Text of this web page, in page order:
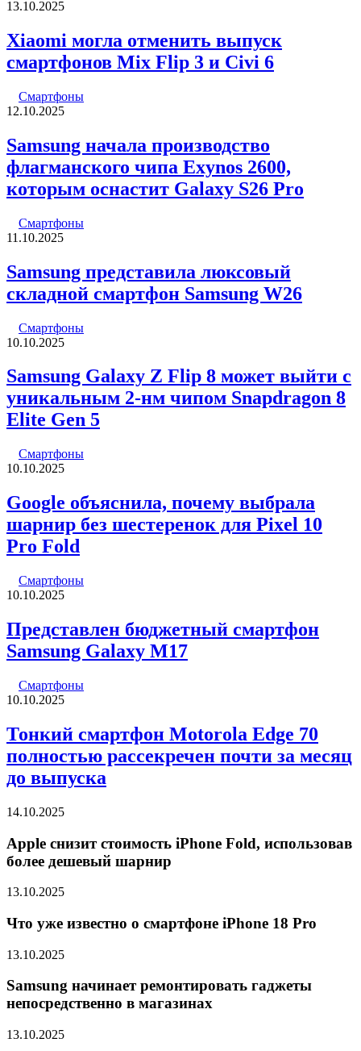
13.10.2025
Xiaomi могла отменить выпуск
смартфонов Mix Flip 3 и Civi 6
Смартфоны
12.10.2025
Samsung начала производство
флагманского чипа Exynos 2600,
которым оснастит Galaxy S26 Pro
Смартфоны
11.10.2025
Samsung представила люксовый
складной смартфон Samsung W26
Смартфоны
10.10.2025
Samsung Galaxy Z Flip 8 может выйти с
уникальным 2-нм чипом Snapdragon 8
Elite Gen 5
Смартфоны
10.10.2025
Google объяснила, почему выбрала
шарнир без шестеренок для Pixel 10
Pro Fold
Смартфоны
10.10.2025
Представлен бюджетный смартфон
Samsung Galaxy M17
Смартфоны
10.10.2025
Тонкий смартфон Motorola Edge 70
полностью рассекречен почти за месяц
до выпуска
14.10.2025
Apple снизит стоимость iPhone Fold, использовав
более дешевый шарнир
13.10.2025
Что уже известно о смартфоне iPhone 18 Pro
13.10.2025
Samsung начинает ремонтировать гаджеты
непосредственно в магазинах
13.10.2025